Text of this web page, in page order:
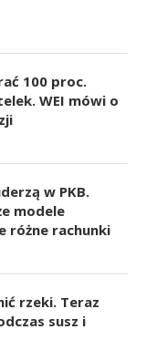
100 proc.
WEI mówi o
w PKB.
modele
różne rachunki
rzeki. Teraz
susz i